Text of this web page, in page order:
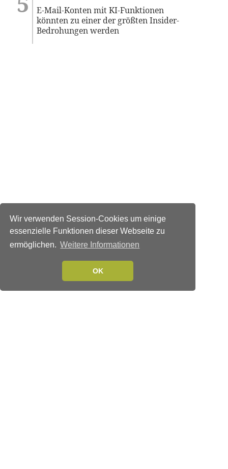
Wir verwenden Session-Cookies um einige
essenzielle Funktionen dieser Webseite zu
ermöglichen. Weitere Informationen
OK
E-Mail-Konten mit KI-Funktionen
könnten zu einer der größten Insider-
Bedrohungen werden